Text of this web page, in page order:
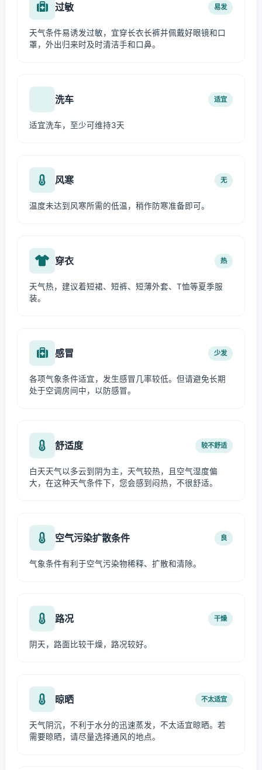
过敏 易发
天气条件易诱发过敏，宜穿长衣长裤并佩戴好眼镜和口
罩，外出归来时及时清洁手和口鼻。
洗车 适宜
适宜洗车，至少可维持3天
风寒 无
温度未达到风寒所需的低温，稍作防寒准备即可。
穿衣 热
天气热，建议着短裙、短裤、短薄外套、T恤等夏季服
装。
感冒 少发
各项气象条件适宜，发生感冒几率较低。但请避免长期
处于空调房间中，以防感冒。
舒适度 较不舒适
白天天气以多云到阴为主，天气较热，且空气湿度偏
大，在这种天气条件下，您会感到闷热，不很舒适。
空气污染扩散条件 良
气象条件有利于空气污染物稀释、扩散和清除。
路况 干燥
阴天，路面比较干燥，路况较好。
晾晒 不太适宜
天气阴沉，不利于水分的迅速蒸发，不太适宜晾晒。若
需要晾晒，请尽量选择通风的地点。